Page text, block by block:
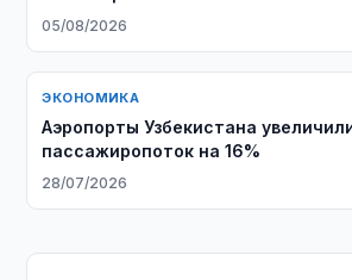
05/08/2026
ЭКОНОМИКА
Аэропорты Узбекистана
пассажиропоток на 16%
28/07/2026